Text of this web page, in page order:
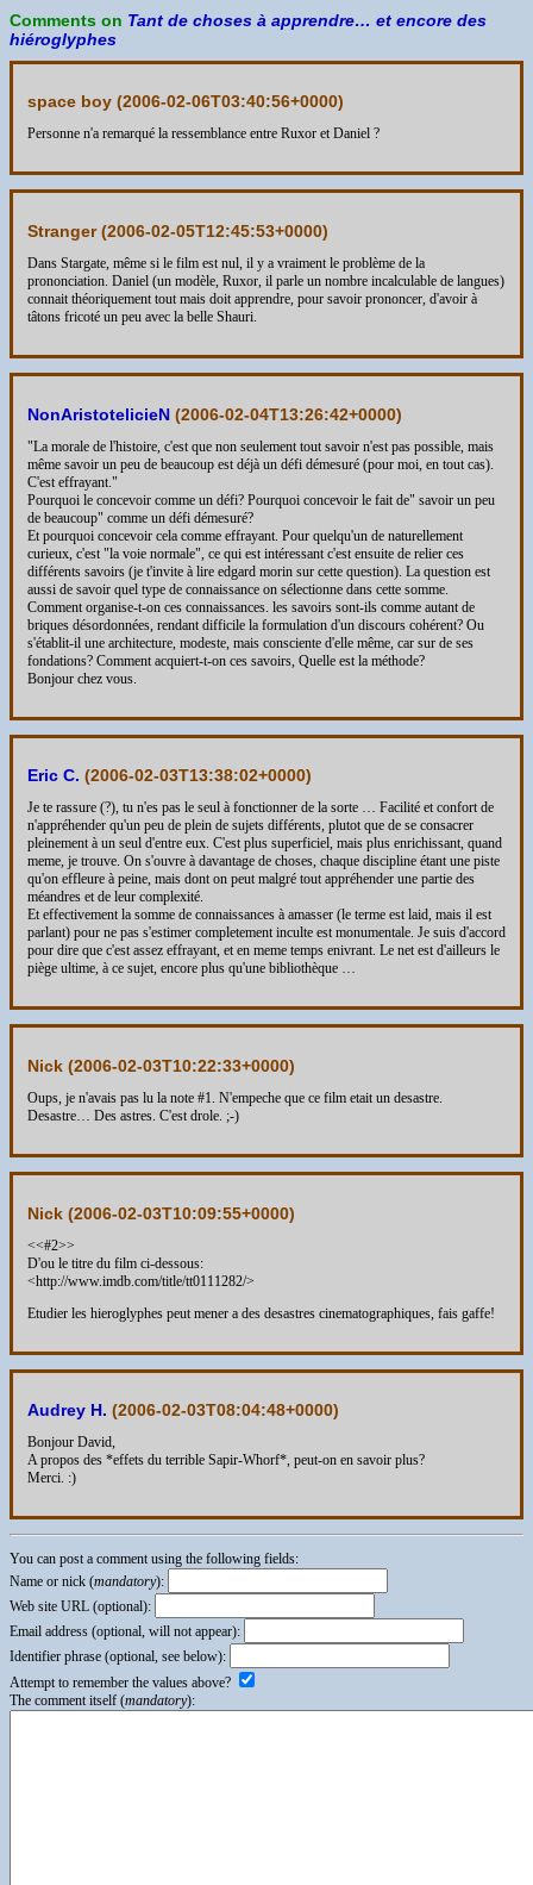
Comments on Tant de choses à apprendre… et encore des
hiéroglyphes
space boy (2006-02-06T03:40:56+0000)
Personne n'a remarqué la ressemblance entre Ruxor et Daniel ?
Stranger (2006-02-05T12:45:53+0000)
Dans Stargate, même si le film est nul, il y a vraiment le problème de la
prononciation. Daniel (un modèle, Ruxor, il parle un nombre incalculable de langues)
connait théoriquement tout mais doit apprendre, pour savoir prononcer, d'avoir à
tâtons fricoté un peu avec la belle Shauri.
NonAristotelicieN (2006-02-04T13:26:42+0000)
"La morale de l'histoire, c'est que non seulement tout savoir n'est pas possible, mais
même savoir un peu de beaucoup est déjà un défi démesuré (pour moi, en tout cas).
C'est effrayant."
Pourquoi le concevoir comme un défi? Pourquoi concevoir le fait de" savoir un peu
de beaucoup" comme un défi démesuré?
Et pourquoi concevoir cela comme effrayant. Pour quelqu'un de naturellement
curieux, c'est "la voie normale", ce qui est intéressant c'est ensuite de relier ces
différents savoirs (je t'invite à lire edgard morin sur cette question). La question est
aussi de savoir quel type de connaissance on sélectionne dans cette somme.
Comment organise-t-on ces connaissances. les savoirs sont-ils comme autant de
briques désordonnées, rendant difficile la formulation d'un discours cohérent? Ou
s'établit-il une architecture, modeste, mais consciente d'elle même, car sur de ses
fondations? Comment acquiert-t-on ces savoirs, Quelle est la méthode?
Bonjour chez vous.
Eric C. (2006-02-03T13:38:02+0000)
Je te rassure (?), tu n'es pas le seul à fonctionner de la sorte … Facilité et confort de
n'appréhender qu'un peu de plein de sujets différents, plutot que de se consacrer
pleinement à un seul d'entre eux. C'est plus superficiel, mais plus enrichissant, quand
meme, je trouve. On s'ouvre à davantage de choses, chaque discipline étant une piste
qu'on effleure à peine, mais dont on peut malgré tout appréhender une partie des
méandres et de leur complexité.
Et effectivement la somme de connaissances à amasser (le terme est laid, mais il est
parlant) pour ne pas s'estimer completement inculte est monumentale. Je suis d'accord
pour dire que c'est assez effrayant, et en meme temps enivrant. Le net est d'ailleurs le
piège ultime, à ce sujet, encore plus qu'une bibliothèque …
Nick (2006-02-03T10:22:33+0000)
Oups, je n'avais pas lu la note #1. N'empeche que ce film etait un desastre.
Desastre… Des astres. C'est drole. ;-)
Nick (2006-02-03T10:09:55+0000)
<<#2>>
D'ou le titre du film ci-dessous:
<http://www.imdb.com/title/tt0111282/>
Etudier les hieroglyphes peut mener a des desastres cinematographiques, fais gaffe!
Audrey H. (2006-02-03T08:04:48+0000)
Bonjour David,
A propos des *effets du terrible Sapir-Whorf*, peut-on en savoir plus?
Merci. :)
You can post a comment using the following fields:
Name or nick (mandatory):
Web site URL (optional):
Email address (optional, will not appear):
Identifier phrase (optional, see below):
Attempt to remember the values above?
The comment itself (mandatory):